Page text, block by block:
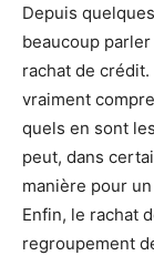
Depuis
beaucoup
rachat de
vraiment
quels en sont
peut, dans
manière pour
Enfin, le rachat
regroupement